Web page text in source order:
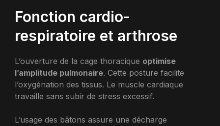
Fonction cardio-
respiratoire et arthrose
L’ouverture de la cage thoracique optimise
l’amplitude pulmonaire. Cette posture facilite
l’oxygénation des tissus. Le muscle cardiaque
travaille sans subir de stress excessif.
L’usage des bâtons assure une décharge